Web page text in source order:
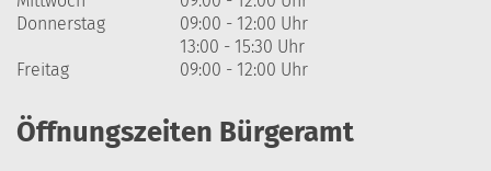
Donnerstag
09:00 - 12:00 Uhr
13:00 - 15:30 Uhr
Freitag
09:00 - 12:00 Uhr
Öffnungszeiten Bürgeramt